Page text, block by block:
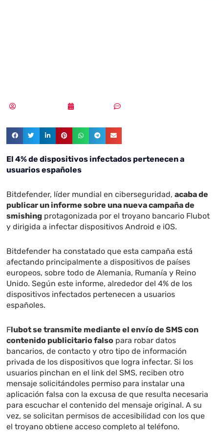
El 4% de dispositivos infectados pertenecen a
usuarios españoles
Bitdefender, líder mundial en ciberseguridad,acaba de
publicar un informe sobre una nueva campaña de
smishing protagonizada por el troyano bancario Flubot
y dirigida a infectar dispositivos Android e iOS.
Bitdefender ha constatado que esta campaña está
afectando principalmente a dispositivos de países
europeos, sobre todo de Alemania, Rumanía y Reino
Unido. Según este informe, alrededor del 4% de los
dispositivos infectados pertenecen a usuarios
españoles.
Flubot se transmite mediante el envío de SMS con
contenido publicitario falso para robar datos
bancarios, de contacto y otro tipo de información
privada de los dispositivos que logra infectar. Si los
usuarios pinchan en el link del SMS, reciben otro
mensaje solicitándoles permiso para instalar una
aplicación falsa con la excusa de que resulta necesaria
para escuchar el contenido del mensaje original. A su
vez, se solicitan permisos de accesibilidad con los que
el troyano obtiene acceso completo al teléfono.